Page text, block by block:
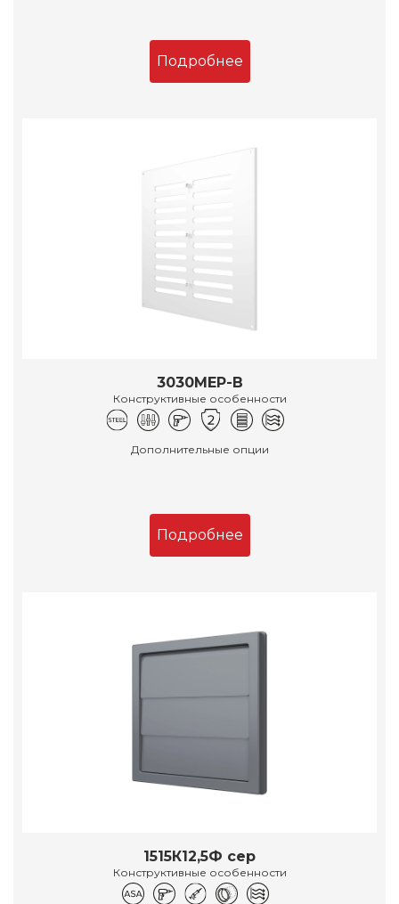
Подробнее
3030МЕР-В
Конструктивные особенности
Дополнительные опции
Подробнее
1515К12,5Ф сер
Конструктивные особенности